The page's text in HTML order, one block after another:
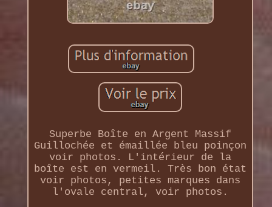
Superbe Boîte en Argent Massif
Guillochée et émaillée bleu poinçon
voir photos. L'intérieur de la
boîte est en vermeil. Très bon état
voir photos, petites marques dans
l'ovale central, voir photos.